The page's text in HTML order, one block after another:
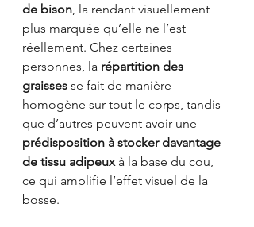
de bison, la rendant visuellement
plus marquée qu’elle ne l’est
réellement. Chez certaines
personnes, la répartition des
graisses se fait de manière
homogène sur tout le corps, tandis
que d’autres peuvent avoir une
prédisposition à stocker davantage
de tissu adipeux à la base du cou,
ce qui amplifie l’effet visuel de la
bosse.